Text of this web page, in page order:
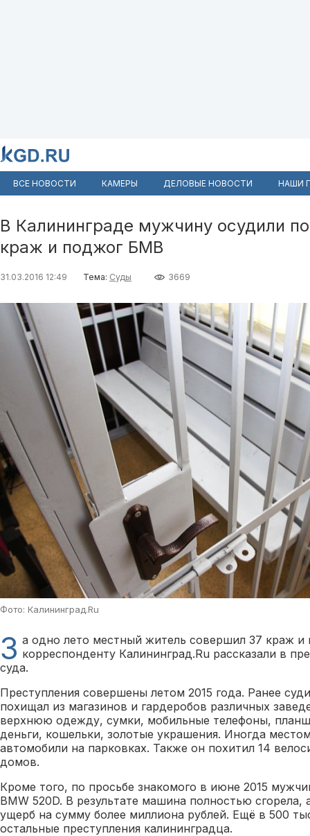
ВСЕ НОВОСТИ КАМЕРЫ ДЕЛОВЫЕ НОВОСТИ НАШИ
В Калининграде мужчину осудили
краж и поджог БМВ
31.03.2016 12:49 Тема: Суды 3669
Фото: Калининград.Ru
З а одно лето местный житель совершил 37 краж
корреспонденту Калининград.Ru рассказали в
суда.
Преступления совершены летом 2015 года. Ранее
похищал из магазинов и гардеробов различных
верхнюю одежду, сумки, мобильные телефоны,
деньги, кошельки, золотые украшения. Иногда
автомобили на парковках. Также он похитил 14
домов.
Кроме того, по просьбе знакомого в июне 2015
BMW 520D. В результате машина полностью сгорела,
ущерб на сумму более миллиона рублей. Ещё в 500
остальные преступления калининградца.